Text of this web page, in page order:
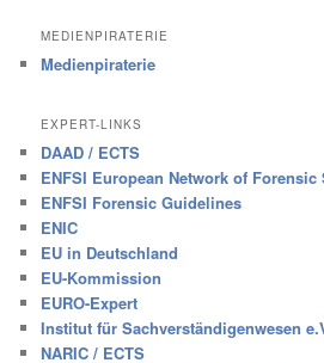
MEDIENPIRATERIE
Medienpiraterie
EXPERT-LINKS
DAAD / ECTS
ENFSI European Network of
ENFSI Forensic Guidelines
ENIC
EU in Deutschland
EU-Kommission
EURO-Expert
Institut für Sachverständigenwesen
NARIC / ECTS